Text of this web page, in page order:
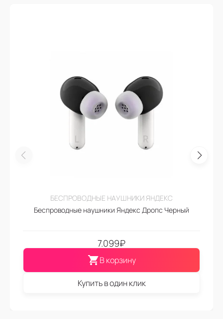
БЕСПРОВОДНЫЕ НАУШНИКИ ЯНДЕКС
Беспроводные наушники Яндекс Дропс Черный
7.099₽
В корзину
Купить в один клик